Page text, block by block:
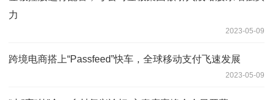
力
2023-05-09
跨境电商搭上“Passfeed”快车，全球移动支付飞速发展
2023-05-09